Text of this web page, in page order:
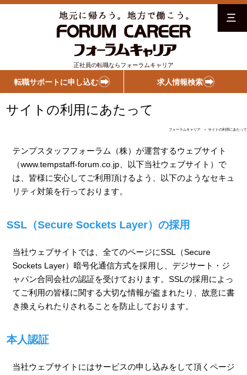
三
正社員の転職ならフォーラムキャリア
求人情報検索
転職サポートに申し込む
サイトの利用にあたって
フォーラムキャリア ＞ サイトの利用にあたって
テンプスタッフフォーラム（株）が運営するウェブサイト
（www.tempstaff-forum.co.jp、以下当社ウェブサイト）で
は、皆様に安心してご利用頂けるよう、以下のようなセキュ
リティ対策を行っております。
SSL（Secure Sockets Layer）の採用
当社ウェブサイトでは、全てのページにSSL（Secure
Sockets Layer）暗号化通信方式を採用し、デジサート・ジ
ャパン合同会社の認証を受けております。SSLの採用によっ
てご利用の皆様に関する大切な情報が盗まれたり、故意に書
き換えられたりされることを防止しております。
本人認証
当社ウェブサイトにはサービスの申し込みをして頂くページ